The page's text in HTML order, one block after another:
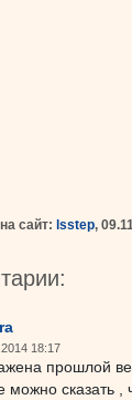
сайт: lsstep,
18:17
прошлой
можно сказать ,